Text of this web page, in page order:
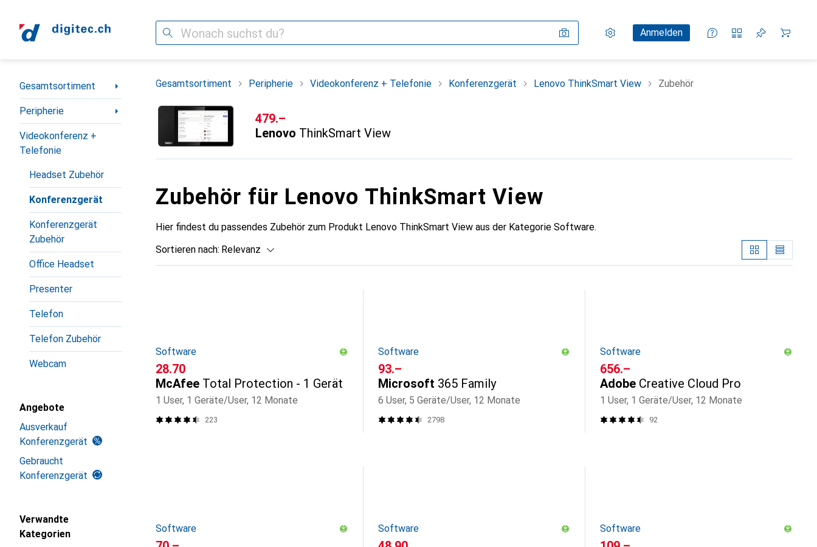
Suche Einstellungen
KundenkontoAnmelden
Vergleichslisten
Merklisten
Warenkorb
Navigation nach Kategorien
Gesamtsortiment
Peripherie
Videokonferenz +
Telefonie
Headset Zubehör
Konferenzgerät
Konferenzgerät
Zubehör
Office Headset
Presenter
Telefon
Telefon Zubehör
Webcam
Angebote
Ausverkauf
Konferenzgerät
Gebraucht
Konferenzgerät
Verwandte
Kategorien
Gesamtsortiment Peripherie Videokonferenz + Telefonie Konferenzgerät Lenovo ThinkSmart View Zubehör
CHF
479.–
Lenovo ThinkSmart View
Zubehör für Lenovo ThinkSmart View
Hier findest du passendes Zubehör zum Produkt Lenovo ThinkSmart View aus der Kategorie Software.
Sortieren nach: Relevanz
Software
CHF
28.70
McAfee Total Protection - 1 Gerät
1 User, 1 Geräte/User, 12 Monate
223
Software
CHF
93.–
Microsoft 365 Family
6 User, 5 Geräte/User, 12 Monate
2798
Software
CHF
656.–
Adobe Creative Cloud Pro
1 User, 1 Geräte/User, 12 Monate
92
Software Software Software